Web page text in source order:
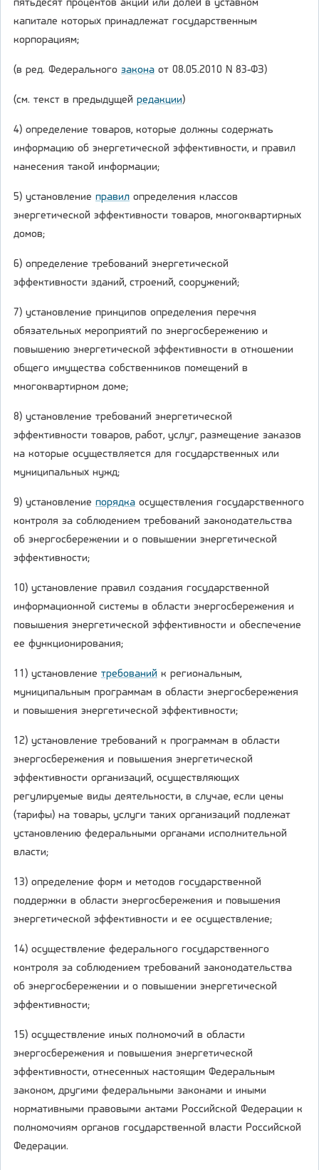
пятьдесят процентов акций или долей в уставном
капитале которых принадлежат государственным
корпорациям;
(в ред. Федерального закона от 08.05.2010 N 83-ФЗ)
(см. текст в предыдущей редакции)
4) определение товаров, которые должны содержать
информацию об энергетической эффективности, и правил
нанесения такой информации;
5) установление правил определения классов
энергетической эффективности товаров, многоквартирных
домов;
6) определение требований энергетической
эффективности зданий, строений, сооружений;
7) установление принципов определения перечня
обязательных мероприятий по энергосбережению и
повышению энергетической эффективности в отношении
общего имущества собственников помещений в
многоквартирном доме;
8) установление требований энергетической
эффективности товаров, работ, услуг, размещение заказов
на которые осуществляется для государственных или
муниципальных нужд;
9) установление порядка осуществления государственного
контроля за соблюдением требований законодательства
об энергосбережении и о повышении энергетической
эффективности;
10) установление правил создания государственной
информационной системы в области энергосбережения и
повышения энергетической эффективности и обеспечение
ее функционирования;
11) установление требований к региональным,
муниципальным программам в области энергосбережения
и повышения энергетической эффективности;
12) установление требований к программам в области
энергосбережения и повышения энергетической
эффективности организаций, осуществляющих
регулируемые виды деятельности, в случае, если цены
(тарифы) на товары, услуги таких организаций подлежат
установлению федеральными органами исполнительной
власти;
13) определение форм и методов государственной
поддержки в области энергосбережения и повышения
энергетической эффективности и ее осуществление;
14) осуществление федерального государственного
контроля за соблюдением требований законодательства
об энергосбережении и о повышении энергетической
эффективности;
15) осуществление иных полномочий в области
энергосбережения и повышения энергетической
эффективности, отнесенных настоящим Федеральным
законом, другими федеральными законами и иными
нормативными правовыми актами Российской Федерации к
полномочиям органов государственной власти Российской
Федерации.